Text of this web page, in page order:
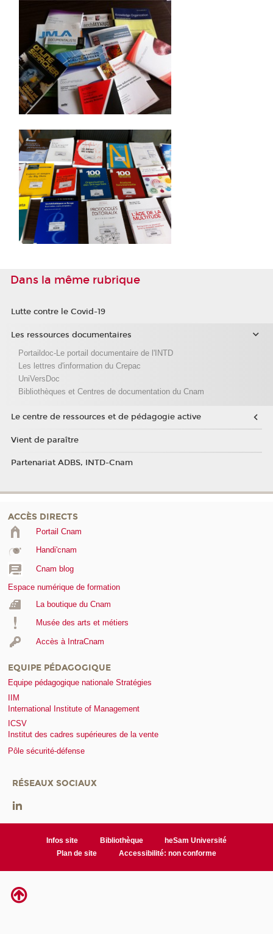
Dans la même rubrique
Lutte contre le Covid-19
Les ressources documentaires
Portaildoc-Le portail documentaire de l'INTD
Les lettres d'information du Crepac
UniVersDoc
Bibliothèques et Centres de documentation du Cnam
Le centre de ressources et de pédagogie active
Vient de paraître
Partenariat ADBS, INTD-Cnam
ACCÈS DIRECTS
Portail Cnam
Handi'cnam
Cnam blog
Espace numérique de formation
La boutique du Cnam
Musée des arts et métiers
Accès à IntraCnam
EQUIPE PÉDAGOGIQUE
Equipe pédagogique nationale Stratégies
IIM
International Institute of Management
ICSV
Institut des cadres supérieures de la vente
Pôle sécurité-défense
RÉSEAUX SOCIAUX
Infos site Bibliothèque
heSam Université
Plan de site
Accessibilité: non conforme